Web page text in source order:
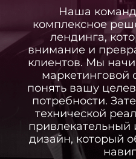
Наша
комплексное
лендинга,
внимание и
клиентов. Мы
маркетинговой
понять вашу
потребности.
технической
дизайн, который